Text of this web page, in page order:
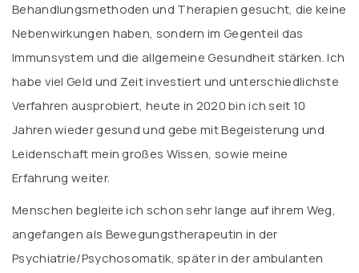
Behandlungsmethoden und Therapien gesucht, die keine
Nebenwirkungen haben, sondern im Gegenteil das
Immunsystem und die allgemeine Gesundheit stärken. Ich
habe viel Geld und Zeit investiert und unterschiedlichste
Verfahren ausprobiert, heute in 2020 bin ich seit 10
Jahren wieder gesund und gebe mit Begeisterung und
Leidenschaft mein großes Wissen, sowie meine
Erfahrung weiter.
Menschen begleite ich schon sehr lange auf ihrem Weg,
angefangen als Bewegungstherapeutin in der
Psychiatrie/Psychosomatik, später in der ambulanten